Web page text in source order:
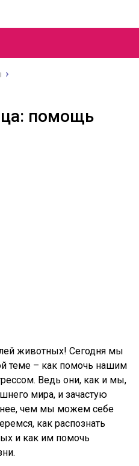
помощь
животных! Сегодня мы
теме – как помочь нашим
Ведь они, как и мы,
мира, и зачастую
чем мы можем себе
как распознать
и как им помочь